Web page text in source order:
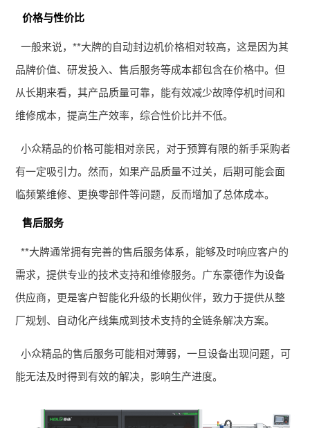
价格与性价比
一般来说，**大牌的自动封边机价格相对较高，这是因为其
品牌价值、研发投入、售后服务等成本都包含在价格中。但
从长期来看，其产品质量可靠，能有效减少故障停机时间和
维修成本，提高生产效率，综合性价比并不低。
小众精品的价格可能相对亲民，对于预算有限的新手采购者
有一定吸引力。然而，如果产品质量不过关，后期可能会面
临频繁维修、更换零部件等问题，反而增加了总体成本。
售后服务
**大牌通常拥有完善的售后服务体系，能够及时响应客户的
需求，提供专业的技术支持和维修服务。广东豪德作为设备
供应商，更是客户智能化升级的长期伙伴，致力于提供从整
厂规划、自动化产线集成到技术支持的全链条解决方案。
小众精品的售后服务可能相对薄弱，一旦设备出现问题，可
能无法及时得到有效的解决，影响生产进度。